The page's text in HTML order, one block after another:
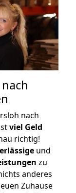
nach
viel Geld
richtig!
und
zu
anderes
Zuhause